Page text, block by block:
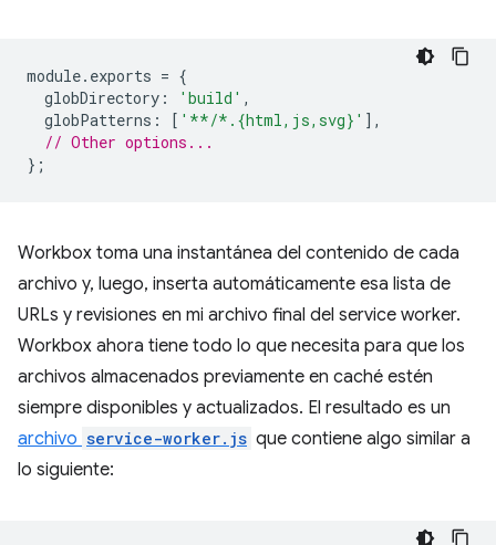
module. exports = {
globDirectory : 'build' ,
globPatterns : [ '**/*.{html,js,svg}' ],
// Other options...
};
Workbox toma una instantánea del contenido de cada
archivo y, luego, inserta automáticamente esa lista de
URLs y revisiones en mi archivo final del service worker.
Workbox ahora tiene todo lo que necesita para que los
archivos almacenados previamente en caché estén
siempre disponibles y actualizados. El resultado es un
archivo service-worker.js que contiene algo similar a
lo siguiente: